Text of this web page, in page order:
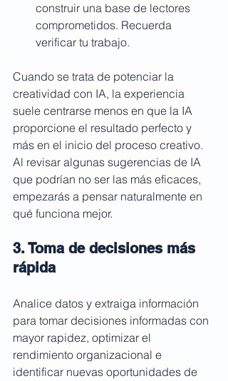
construir una base de lectores
comprometidos. Recuerda
verificar tu trabajo.
Cuando se trata de potenciar la
creatividad con IA, la experiencia
suele centrarse menos en que la IA
proporcione el resultado perfecto y
más en el inicio del proceso creativo.
Al revisar algunas sugerencias de IA
que podrían no ser las más eficaces,
empezarás a pensar naturalmente en
qué funciona mejor.
3. Toma de decisiones más
rápida
Analice datos y extraiga información
para tomar decisiones informadas con
mayor rapidez, optimizar el
rendimiento organizacional e
identificar nuevas oportunidades de